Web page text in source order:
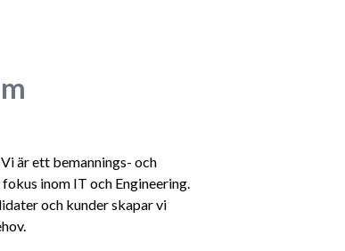
är ett bemannings- och
inom IT och Engineering.
och kunder skapar vi